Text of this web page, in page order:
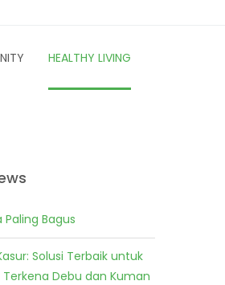
HEALTHY LIVING
Paling Bagus
Solusi Terbaik untuk
Terkena Debu dan Kuman